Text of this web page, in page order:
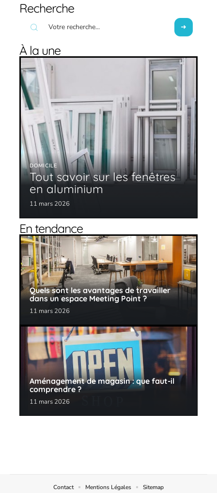
Recherche
À la une
DOMICILE
Tout savoir sur les fenêtres
en aluminium
11 mars 2026
En tendance
Quels sont les avantages de travailler
dans un espace Meeting Point ?
11 mars 2026
Aménagement de magasin : que faut-il
comprendre ?
11 mars 2026
Contact Mentions Légales Sitemap